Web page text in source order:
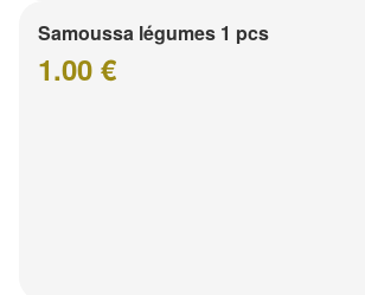
Samoussa légumes 1 pcs
1.00 €